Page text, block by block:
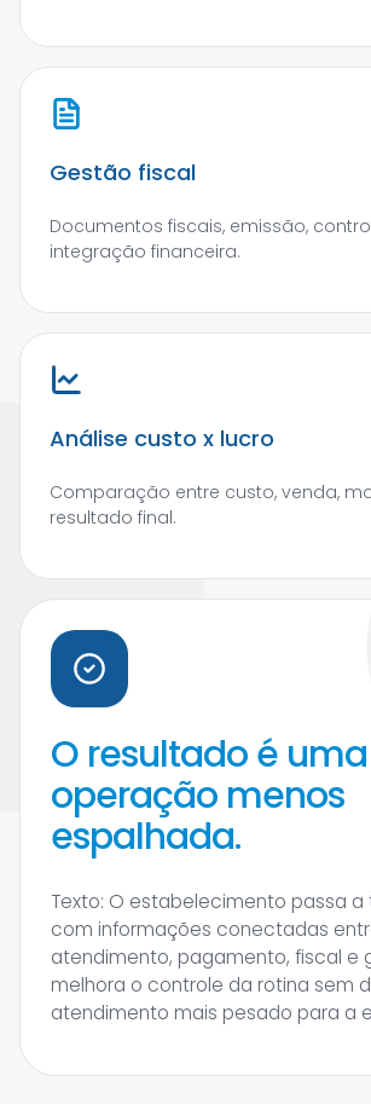
Gestão fiscal
Documentos fiscais, emissão,
integração financeira.
Análise custo x lucro
Comparação entre custo, venda,
resultado final.
O resultado é uma
operação menos
espalhada.
Texto: O estabelecimento passa a
com informações conectadas
atendimento, pagamento, fiscal e
melhora o controle da rotina sem
atendimento mais pesado para a